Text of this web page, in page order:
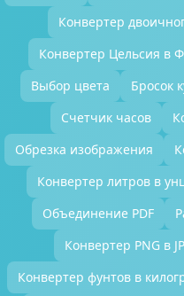
Конвертер
Конвертер Цельсия в
Выбор цвета
Бросок
Счетчик часов
Обрезка изображения
Конвертер литров в
Объединение PDF
Конвертер PNG в
Конвертер фунтов в